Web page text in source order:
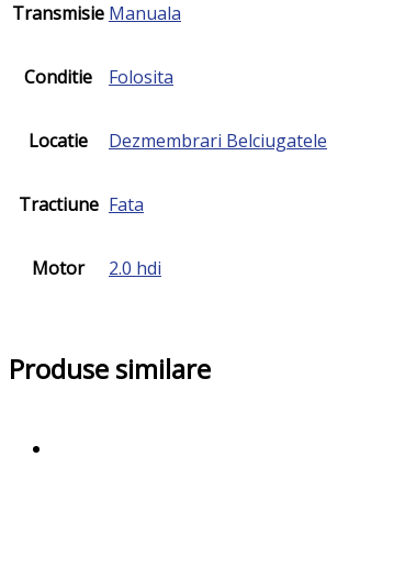
Transmisie Manuala
Conditie Folosita
Locatie Dezmembrari Belciugatele
Tractiune Fata
Motor 2.0 hdi
Produse similare